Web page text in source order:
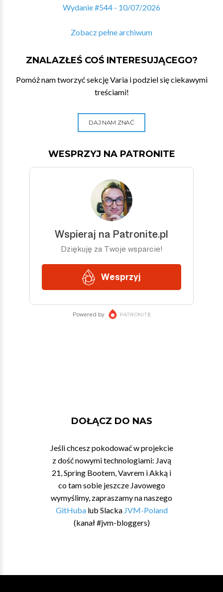
Wydanie #544 - 10/07/2026
Zobacz pełne archiwum
ZNALAZŁEŚ COŚ INTERESUJĄCEGO?
Pomóż nam tworzyć sekcję Varia i podziel się ciekawymi
treściami!
DAJ NAM ZNAĆ
WESPRZYJ NA PATRONITE
DOŁĄCZ DO NAS
Jeśli chcesz pokodować w projekcie
z dość nowymi technologiami: Javą
21, Spring Bootem, Vavrem i Akką i
co tam sobie jeszcze Javowego
wymyślimy, zapraszamy na naszego
GitHubalub Slacka JVM-Poland
(kanał #jvm-bloggers)